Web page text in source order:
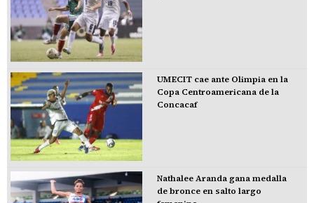
UMECIT cae ante Olimpia en la
Copa Centroamericana de la
Concacaf
Nathalee Aranda gana medalla
de bronce en salto largo